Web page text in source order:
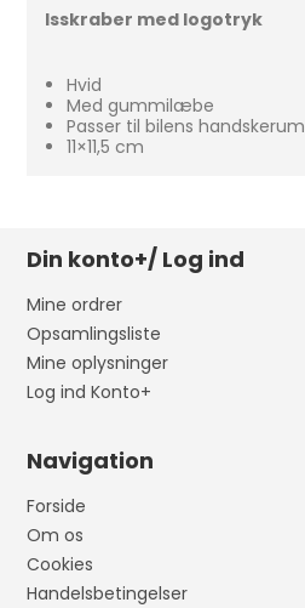
Isskraber med logotryk
Hvid
Med gummilæbe
Passer til bilens handskerum
11×11,5 cm
Din konto+/ Log ind
Mine ordrer
Opsamlingsliste
Mine oplysninger
Log ind Konto+
Navigation
Forside
Om os
Cookies
Handelsbetingelser